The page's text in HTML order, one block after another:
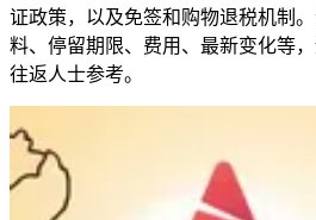
证政策，以及免签和购物退税机制
料、停留期限、费用、最新变化等
往返人士参考。